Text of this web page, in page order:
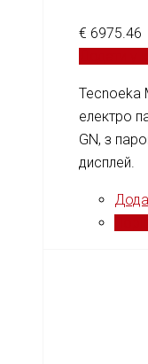
€ 6975.46
Tecnoeka
електро
GN, з
дисплей.